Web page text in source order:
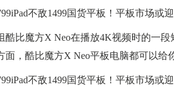
酷比魔方X Neo在播放4K视频时的一段
，酷比魔方X Neo平板电脑都可以给